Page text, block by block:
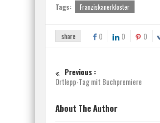
Tags: Franziskanerkloster
share 0 0 0
Previous :
Ortlepp-Tag mit Buchpremiere
About The Author